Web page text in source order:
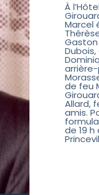
À
Marcel
Gaston
de feu
Allard,
amis.
de 19